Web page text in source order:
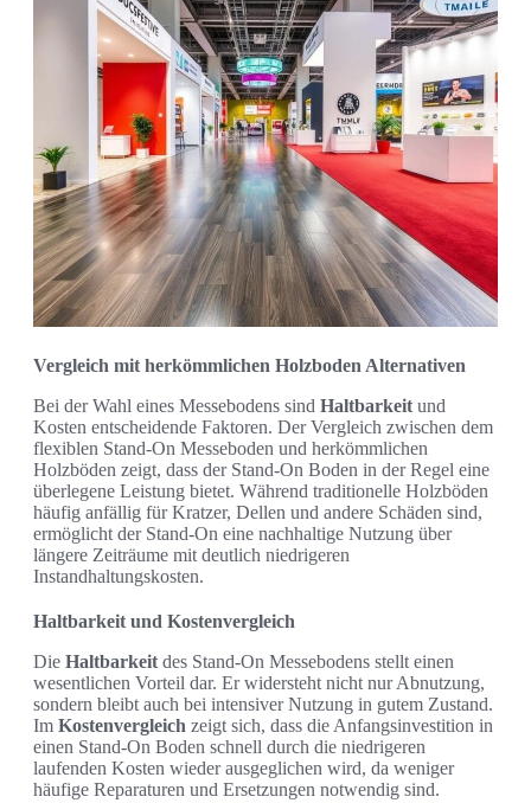
Vergleich mit herkömmlichen Holzboden Alternativen
Bei der Wahl eines Messebodens sind Haltbarkeit und
Kosten entscheidende Faktoren. Der Vergleich zwischen dem
flexiblen Stand-On Messeboden und herkömmlichen
Holzböden zeigt, dass der Stand-On Boden in der Regel eine
überlegene Leistung bietet. Während traditionelle Holzböden
häufig anfällig für Kratzer, Dellen und andere Schäden sind,
ermöglicht der Stand-On eine nachhaltige Nutzung über
längere Zeiträume mit deutlich niedrigeren
Instandhaltungskosten.
Haltbarkeit und Kostenvergleich
Die Haltbarkeit des Stand-On Messebodens stellt einen
wesentlichen Vorteil dar. Er widersteht nicht nur Abnutzung,
sondern bleibt auch bei intensiver Nutzung in gutem Zustand.
Im Kostenvergleich zeigt sich, dass die Anfangsinvestition in
einen Stand-On Boden schnell durch die niedrigeren
laufenden Kosten wieder ausgeglichen wird, da weniger
häufige Reparaturen und Ersetzungen notwendig sind.